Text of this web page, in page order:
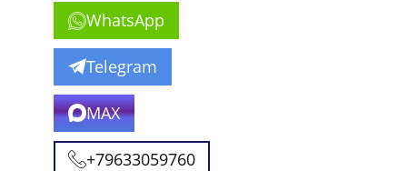
WhatsApp
Telegram
MAX
+79633059760